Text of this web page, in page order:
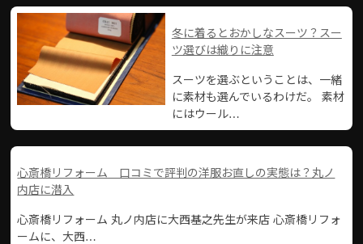
冬に着るとおかしなスーツ？スー
ツ選びは織りに注意
スーツを選ぶということは、一緒
に素材も選んでいるわけだ。 素材
にはウール…
心斎橋リフォーム 口コミで評判の洋服お直しの実態は？丸ノ
内店に潜入
心斎橋リフォーム 丸ノ内店に大西基之先生が来店 心斎橋リフォ
ームに、大西…